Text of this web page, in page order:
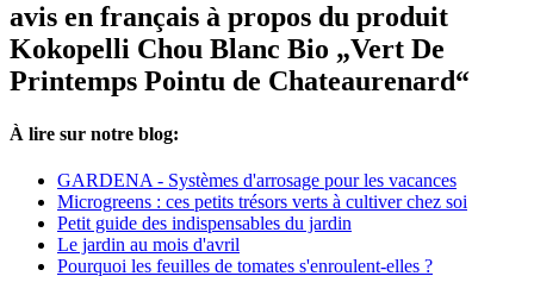
avis en français à propos du produit
Kokopelli Chou Blanc Bio „Vert De
Printemps Pointu de Chateaurenard“
À lire sur notre blog:
GARDENA - Systèmes d'arrosage pour les vacances
Microgreens : ces petits trésors verts à cultiver chez soi
Petit guide des indispensables du jardin
Le jardin au mois d'avril
Pourquoi les feuilles de tomates s'enroulent-elles ?